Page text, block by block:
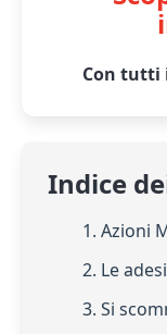
Con tutti
Indice
1. Azioni
2. Le
3. Si